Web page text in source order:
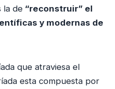
la de “reconstruir” el
y modernas de
que atraviesa el
esta compuesta por